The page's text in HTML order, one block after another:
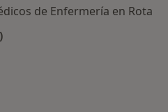
de Enfermería en Rota